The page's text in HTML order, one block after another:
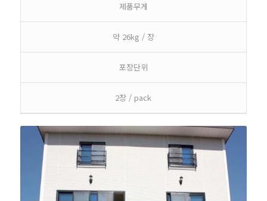
제품무게
약 26kg / 장
포장단위
2장 / pack